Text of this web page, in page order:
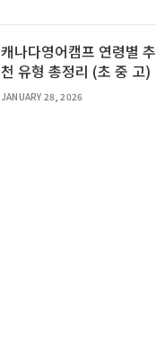
캐나다영어캠프 연령별 추
천 유형 총정리 (초 중 고)
JANUARY 28, 2026